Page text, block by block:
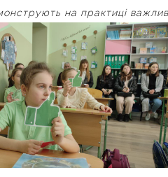
на практиці